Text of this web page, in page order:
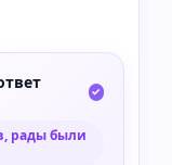
рады были